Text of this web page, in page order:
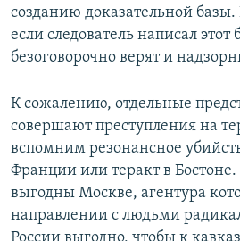
созданию доказательной базы.
если следователь написал этот
безоговорочно верят и
К сожалению, отдельные
совершают преступления на
вспомним резонансное
Франции или теракт в
выгодны Москве, агентура
направлении с людьми
России выгодно, чтобы к